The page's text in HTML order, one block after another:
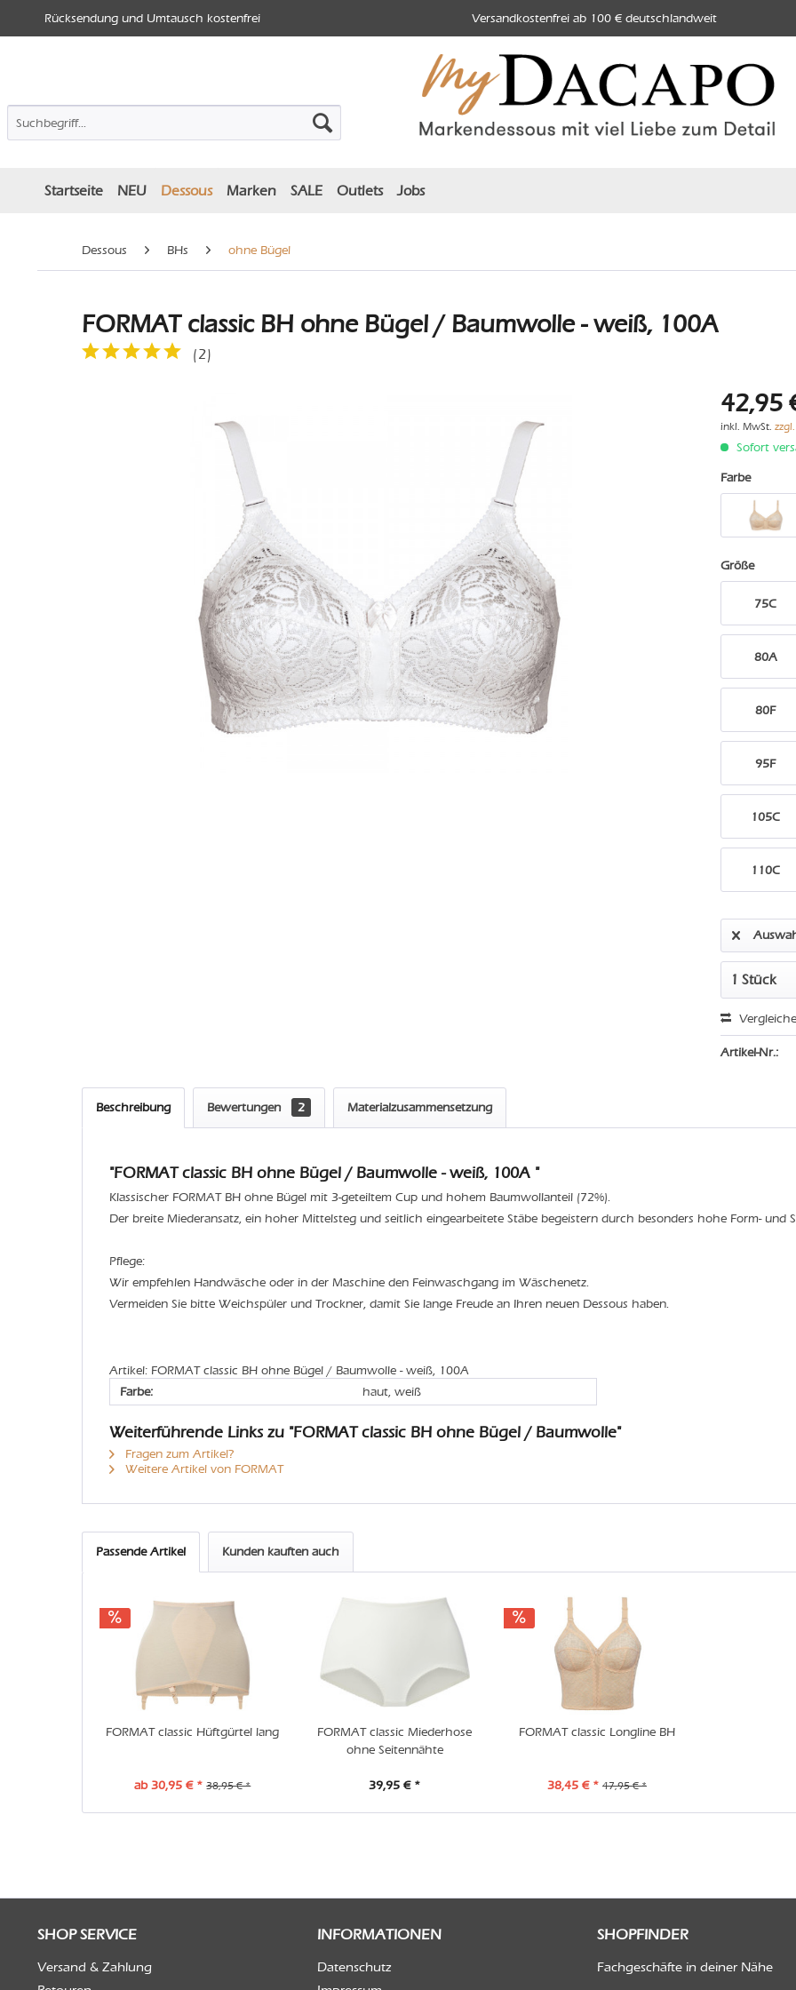
Rücksendung und Umtausch kostenfrei Versandkostenfrei ab 100 € deutschlandweit
Startseite NEU Dessous Marken SALE Outlets Jobs
Dessous BHs ohne Bügel
FORMAT classic BH ohne Bügel / Baumwolle - weiß, 100A
(2)
42,95
inkl. MwSt.
Sofort
Farbe
Größe
75C
80A
80F
95F
105C
110C
Artikel-Nr.:
Beschreibung Bewertungen 2 Materialzusammensetzung
"FORMAT classic BH ohne Bügel / Baumwolle - weiß, 100A "
Klassischer FORMAT BH ohne Bügel mit 3-geteiltem Cup und hohem Baumwollanteil (72%).
Der breite Miederansatz, ein hoher Mittelsteg und seitlich eingearbeitete Stäbe begeistern durch besonders hohe Form- und
Pflege:
Wir empfehlen Handwäsche oder in der Maschine den Feinwaschgang im Wäschenetz.
Vermeiden Sie bitte Weichspüler und Trockner, damit Sie lange Freude an Ihren neuen Dessous haben.
Artikel: FORMAT classic BH ohne Bügel / Baumwolle - weiß, 100A
Farbe:
haut, weiß
Weiterführende Links zu "FORMAT classic BH ohne Bügel / Baumwolle"
Fragen zum Artikel?
Weitere Artikel von FORMAT
Passende Artikel Kunden kauften auch
FORMAT classic Hüftgürtel lang
ab 30,95 € * 38,95 € *
FORMAT classic Miederhose
ohne Seitennähte
39,95 € *
FORMAT classic Longline BH
38,45 € * 47,95 € *
SHOP SERVICE
Versand & Zahlung
INFORMATIONEN
Datenschutz
SHOPFINDER
Fachgeschäfte in deiner Nähe